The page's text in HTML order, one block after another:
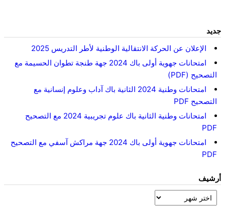
جديد
الإعلان عن الحركة الانتقالية الوطنية لأطر التدريس 2025
امتحانات جهوية أولى باك 2024 جهة طنجة تطوان الحسيمة مع
التصحيح (PDF)
امتحانات وطنية 2024 الثانية باك آداب وعلوم إنسانية مع
التصحيح PDF
امتحانات وطنية الثانية باك علوم تجريبية 2024 مع التصحيح
PDF
امتحانات جهوية أولى باك 2024 جهة مراكش آسفي مع التصحيح
PDF
أرشيف